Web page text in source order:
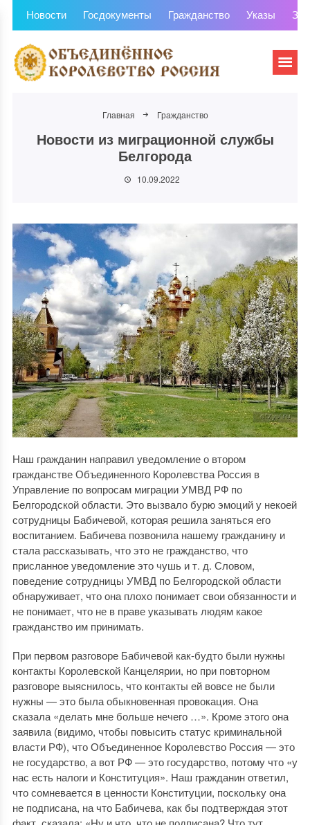
Новости Госдокументы Гражданство Указы
Главная Гражданство
Новости из миграционной службы
Белгорода
10.09.2022
Наш гражданин направил уведомление о втором
гражданстве Объединенного Королевства Россия в
Управление по вопросам миграции УМВД РФ по
Белгородской области. Это вызвало бурю эмоций у некоей
сотрудницы Бабичевой, которая решила заняться его
воспитанием. Бабичева позвонила нашему гражданину и
стала рассказывать, что это не гражданство, что
присланное уведомление это чушь и т. д. Словом,
поведение сотрудницы УМВД по Белгородской области
обнаруживает, что она плохо понимает свои обязанности и
не понимает, что не в праве указывать людям какое
гражданство им принимать.
При первом разговоре Бабичевой как-будто были нужны
контакты Королевской Канцелярии, но при повторном
разговоре выяснилось, что контакты ей вовсе не были
нужны — это была обыкновенная провокация. Она
сказала «делать мне больше нечего …». Кроме этого она
заявила (видимо, чтобы повысить статус криминальной
власти РФ), что Объединенное Королевство Россия — это
не государство, а вот РФ — это государство, потому что «у
нас есть налоги и Конституция». Наш гражданин ответил,
что сомневается в ценности Конституции, поскольку она
не подписана, на что Бабичева, как бы подтверждая этот